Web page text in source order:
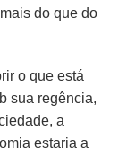
do que do
o que está
sua regência,
a
estaria a